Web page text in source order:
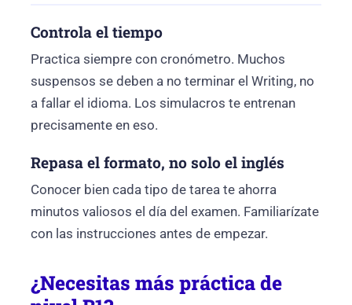
Controla el tiempo
Practica siempre con cronómetro. Muchos
suspensos se deben a no terminar el Writing, no
a fallar el idioma. Los simulacros te entrenan
precisamente en eso.
Repasa el formato, no solo el inglés
Conocer bien cada tipo de tarea te ahorra
minutos valiosos el día del examen. Familiarízate
con las instrucciones antes de empezar.
¿Necesitas más práctica de